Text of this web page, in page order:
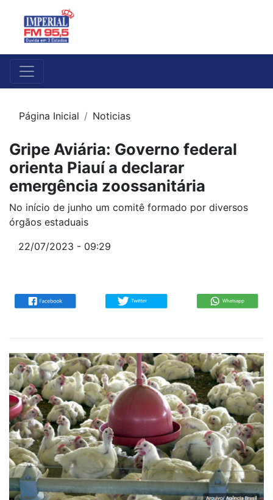
Página Inicial Noticias
Gripe Aviária: Governo federal
orienta Piauí a declarar
emergência zoossanitária
No início de junho um comitê formado por diversos
órgãos estaduais
22/07/2023 - 09:29